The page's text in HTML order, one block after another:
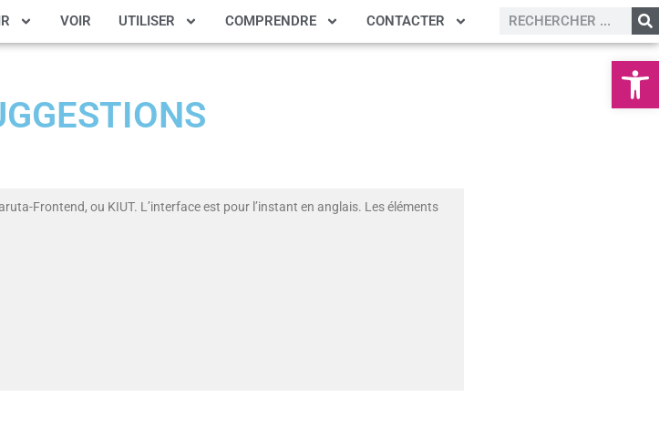
Ouvrir
VOIR UTILISER COMPRENDRE CONTACTER
Frontend, ou KIUT. L’interface est pour l’instant en anglais. Les éléments